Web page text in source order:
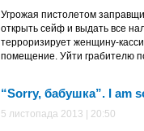
Угрожая пистолетом
открыть сейф и выдать все
терроризирует женщину-
помещение. Уйти грабителю
“Sorry, бабушка”. I am
5 листопада 2013 | 20:50